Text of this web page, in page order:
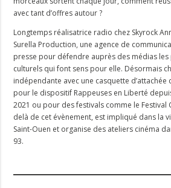
avec tant d’offres autour ?
Longtemps réalisatrice radio chez Skyrock
Surella Production, une agence de
presse pour défendre auprès des médias
culturels qui font sens pour elle. Désormais
indépendante avec une casquette
pour le dispositif Rappeuses en Liberté
2021 ou pour des festivals comme le Festival
delà de cet évènement, est impliqué dans la
Saint-Ouen et organise des ateliers cinéma
93.